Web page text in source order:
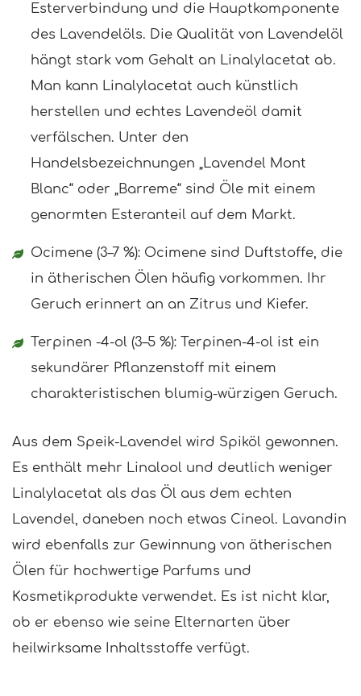
Esterverbindung und die Hauptkomponente
des Lavendelöls. Die Qualität von Lavendelöl
hängt stark vom Gehalt an Linalylacetat ab.
Man kann Linalylacetat auch künstlich
herstellen und echtes Lavendeöl damit
verfälschen. Unter den
Handelsbezeichnungen „Lavendel Mont
Blanc“ oder „Barreme“ sind Öle mit einem
genormten Esteranteil auf dem Markt.
Ocimene (3–7 %): Ocimene sind Duftstoffe, die
in ätherischen Ölen häufig vorkommen. Ihr
Geruch erinnert an an Zitrus und Kiefer.
Terpinen -4-ol (3–5 %): Terpinen-4-ol ist ein
sekundärer Pflanzenstoff mit einem
charakteristischen blumig-würzigen Geruch.
Aus dem Speik-Lavendel wird Spiköl gewonnen.
Es enthält mehr Linalool und deutlich weniger
Linalylacetat als das Öl aus dem echten
Lavendel, daneben noch etwas Cineol. Lavandin
wird ebenfalls zur Gewinnung von ätherischen
Ölen für hochwertige Parfums und
Kosmetikprodukte verwendet. Es ist nicht klar,
ob er ebenso wie seine Elternarten über
heilwirksame Inhaltsstoffe verfügt.